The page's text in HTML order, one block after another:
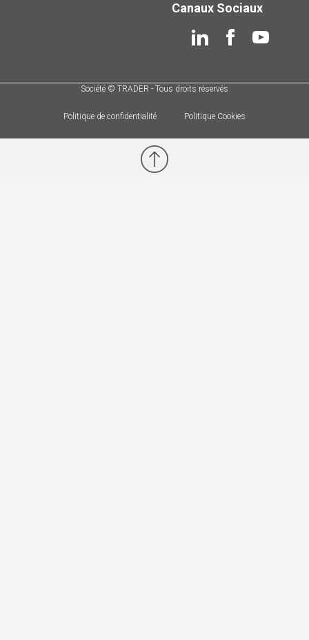
Canaux Sociaux
Société © TRADER - Tous droits réservés
Politique de confidentialité Politique Cookies